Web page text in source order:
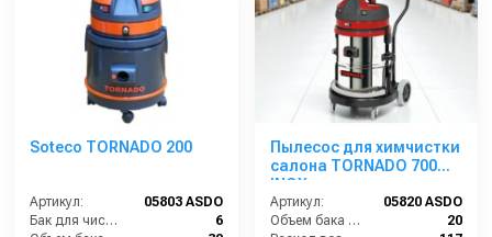
Soteco TORNADO 200
Артикул:
05803 ASDO
Бак для чистой воды (л):
6
Пылесос для химчистки
салона TORNADO 700
INOX
Артикул:
05820 ASDO
Объем бака (л):
20